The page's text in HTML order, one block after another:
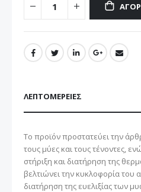
ΛΕΠΤΟΜΈΡΕΙΕΣ
Το προϊόν προστατεύει την
τους μύες και τους τένοντες,
στήριξη και διατήρηση της
βελτιώνει την κυκλοφορία του
διατήρηση της ευελιξίας των